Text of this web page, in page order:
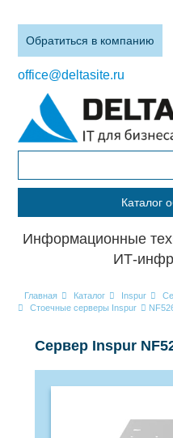
Обратиться в компанию
office@deltasite.ru
Каталог
Информационные
ИТ-
Главная Каталог Inspur
Стоечные серверы Inspur
Сервер Inspur